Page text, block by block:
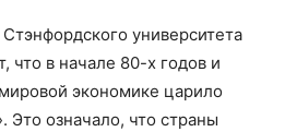
университета
что в начале 80-х годов и
экономике царило
Это означало, что страны